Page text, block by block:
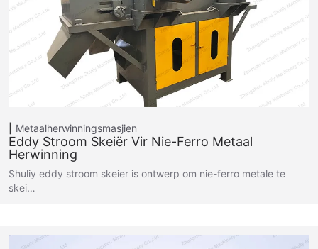
Metaalherwinningsmasjien
Eddy Stroom Skeiër Vir Nie-Ferro Metaal
Herwinning
Shuliy eddy stroom skeier is ontwerp om nie-ferro metale te
skei…